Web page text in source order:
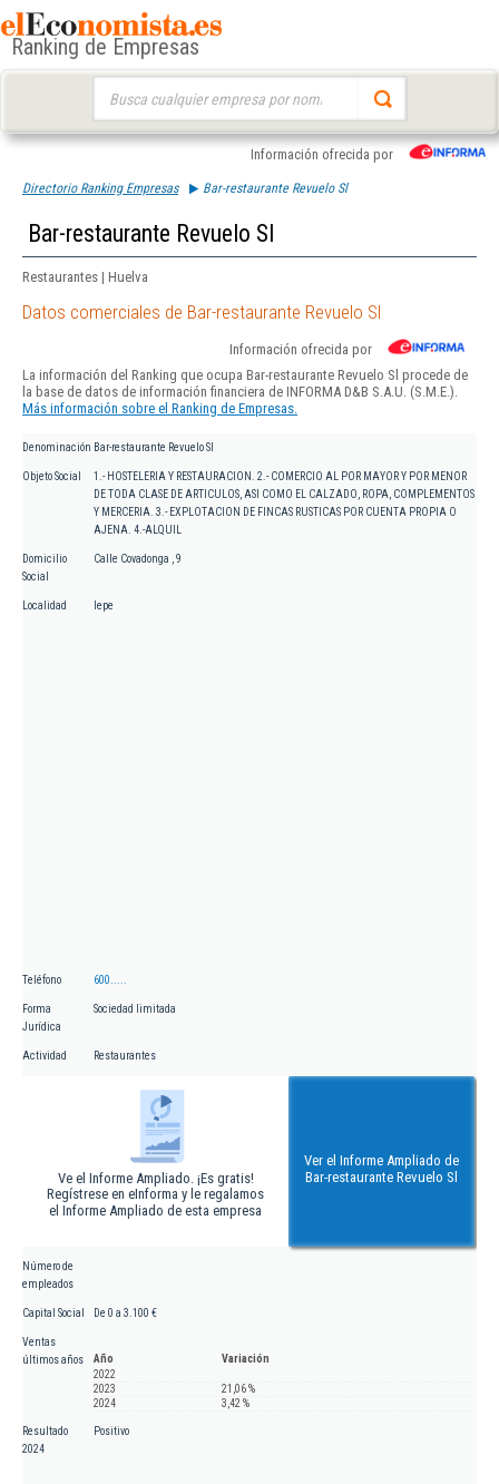
Ranking de Empresas
Información ofrecida por
Directorio Ranking Empresas Bar-restaurante Revuelo Sl
Bar-restaurante Revuelo Sl
Restaurantes | Huelva
Datos comerciales de Bar-restaurante Revuelo Sl
Información ofrecida por
La información del Ranking que ocupa Bar-restaurante Revuelo Sl procede de
la base de datos de información financiera de INFORMA D&B S.A.U. (S.M.E.).
Más información sobre el Ranking de Empresas.
Denominación Bar-restaurante Revuelo Sl
Objeto Social
1.- HOSTELERIA Y RESTAURACION. 2.- COMERCIO AL POR MAYOR Y POR MENOR
DE TODA CLASE DE ARTICULOS, ASI COMO EL CALZADO, ROPA, COMPLEMENTOS
Y MERCERIA. 3.- EXPLOTACION DE FINCAS RUSTICAS POR CUENTA PROPIA O
AJENA. 4.-ALQUIL
Domicilio
Social
Calle Covadonga , 9
Localidad lepe
Teléfono 600.....
Forma
Jurídica
Sociedad limitada
Actividad Restaurantes
Ve el Informe Ampliado. ¡Es gratis!
Regístrese en eInforma y le regalamos
el Informe Ampliado de esta empresa
Ver el Informe Ampliado de
Bar-restaurante Revuelo Sl
Número de
empleados
Capital Social De 0 a 3.100 €
Ventas
últimos años
Año
Variación
2022
2023
21,06 %
2024
3,42 %
Resultado
2024
Positivo